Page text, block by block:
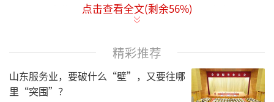
约谈指出，广东梅大高速茶阳路段“5·
大桥垮塌灾害发生后，经调查评估，发现有关
企业对勘察设计等基础性工作不重视，偷工减
料、弄虚作假，勘察设计转包、违法分包、以
点击查看全文(剩余56%)
精彩推荐
山东服务业，要破什么“壁”，又要往哪
里“突围”？